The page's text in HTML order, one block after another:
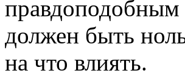
правдоподобным
должен быть
на что влиять.